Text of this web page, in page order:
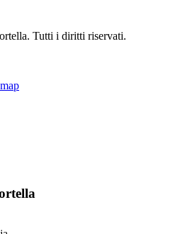
Tutti i diritti riservati.